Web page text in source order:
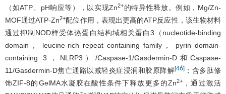
（如ATP、pH响应等），以实现Zn2+的特异性释放。例如，Mg/Zn-
MOF通过ATP-Zn2+配位作用，表现出更高的ATP反应性，该生物材料
通过抑制NOD样受体热蛋白结构域相关蛋白3（nucleotide-binding
domain， leucine-rich repeat containing family， pyrin domain-
containing 3，NLRP3）/Caspase-1/Gasdermin-D和Caspase-
11/Gasdermin-D焦亡通路以减轻炎症浸润和胶原降解[46] ；含多肽修
饰ZIF-8的GelMA水凝胶在酸性条件下释放更多的Zn2+ ，通过激活